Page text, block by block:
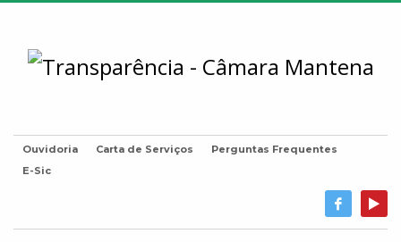
Ouvidoria Carta de Serviços
Perguntas Frequentes
E-Sic